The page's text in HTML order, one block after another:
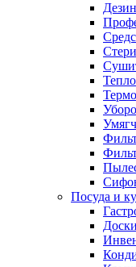
Посуда и